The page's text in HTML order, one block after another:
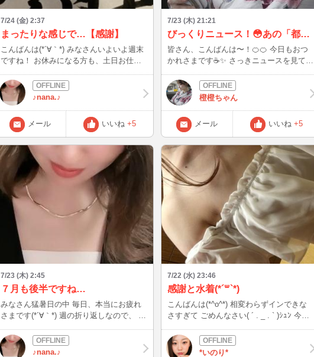
7/24 (金) 2:37
まったりな感じで…【感謝】
こんばんは(*´∀｀*) みなさんいよいよ週末
ですね！ お休みになる方も、土日お仕事
あ！今日嬉しかったのは、わたしのblogを
読んでくださっている方が居ることを知
り、嬉しかったです＾＾ ありがとうござ
います♪ わたしの場所は、皆さんにとって
少しでも癒やしや日々の疲れを忘れられる
空間にしたいな…。と思い日々ログインさ
せてもらっています＾＾ 皆さんの貴重な
お時間を頂いて、会いに来てくださる方に
は感謝でいっぱいです！ 写真は、私が書
いたものです。 これからも仲良くしてく
ださると嬉しいです。 明日のログイン予
定↓ ７月24日（金）23時過ぎ〜 事前にメ
ッセージいただけたら待ち合わせ可能です
♪ では、おやすみなさい＾＾ nana
♪nana.♪
メール いいね +5
7/23 (木) 21:21
びっくりニュース！😳あの「都こんぶ」が…！
皆さん、こんばんは〜！🍊🍊 今日もおつ
かれさまです☕️✨ さっきニュースを見てい
な駄菓子の「都こんぶ」が自主回収になっ
ちゃったみたいなんです…！👀 90年以上
の歴史で初めて、国産に中国産を混ぜたお
徳用を出したらしいんだけど、製法が違っ
て異臭がしちゃったんだって😢 （健康被
害はないみたいでよかった〜！） 原材料
の値上がりって本当に大変なんだなぁ…っ
てしみじみ思っちゃいました💦 私、あの
白い粉がたっぷりついた酸っぱい昆布が大
好きだから、ちょっと悲しい〜！😂 酸っ
ぱいものを食べると疲れが吹き飛ぶ気がし
て、ついつい買っちゃうんですよね✨ み
んなは小さい頃から好きな「定番の駄菓
子」ってありますか？ お酒のおつまみに
買っちゃうお菓子とかも気になる〜！🍻
好きなお菓子の話や「今日こんなことあっ
たよ〜」っていう身近なことも話しに来て
くださいね🥰
橙橙ちゃん
メール いいね +5
7/23 (木) 2:45
７月も後半ですね…
みなさん猛暑日の中 毎日、本当にお疲れ
さまです(*´∀｀*) 週の折り返しなので、 疲
しょうか…。 もし良かったら 待ち合わ
せ、のやり方をきちんと覚えましたので、
♪nana.♪
7/22 (水) 23:46
感謝と水着(*´꒳`*)
こんばんは(*^o^*) 相変わらずインできな
さすぎて ごめんなさい( ´ . _ . ` )ｼｭﾝ 今も
でお仕事始めてから有難いことに、 可愛
い～とか魅力的～とか 嬉しいお言葉をか
*いのり*